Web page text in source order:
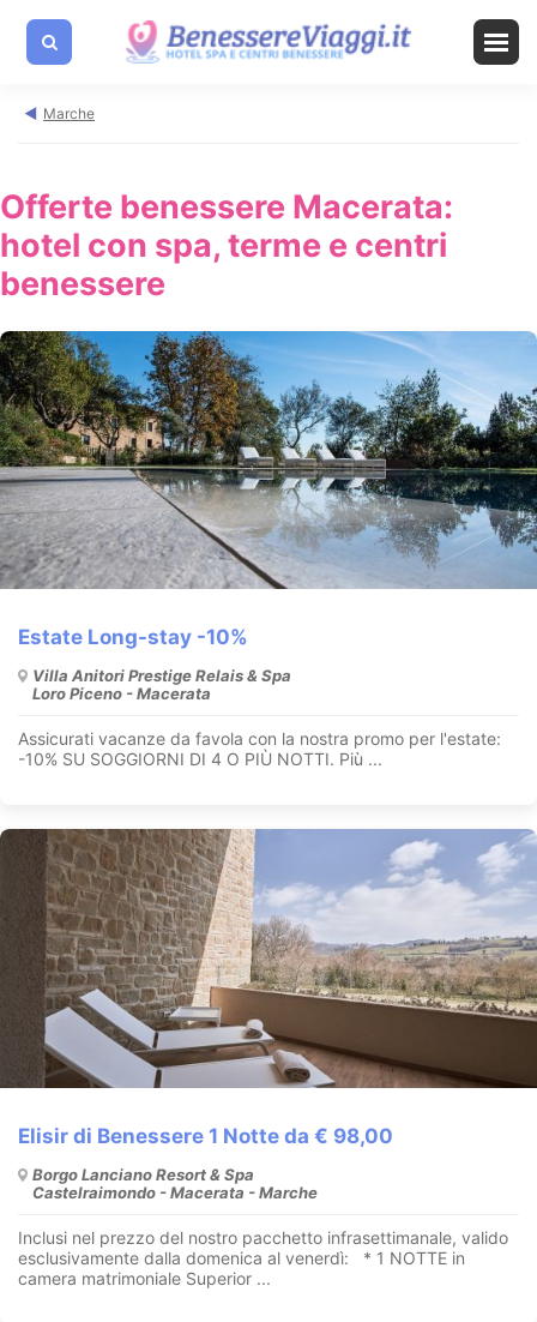
Marche
Offerte benessere Macerata:
hotel con spa, terme e centri
benessere
Estate Long-stay -10%
Villa Anitori Prestige Relais & Spa
Loro Piceno - Macerata
Assicurati vacanze da favola con la nostra promo per l'estate:
-10% SU SOGGIORNI DI 4 O PIÙ NOTTI. Più ...
A PARTIRE DA:
Elisir di Benessere 1 Notte da € 98,00
Borgo Lanciano Resort & Spa
Castelraimondo - Macerata - Marche
Inclusi nel prezzo del nostro pacchetto infrasettimanale, valido
esclusivamente dalla domenica al venerdì: * 1 NOTTE in
camera matrimoniale Superior ...
A PARTIRE DA: